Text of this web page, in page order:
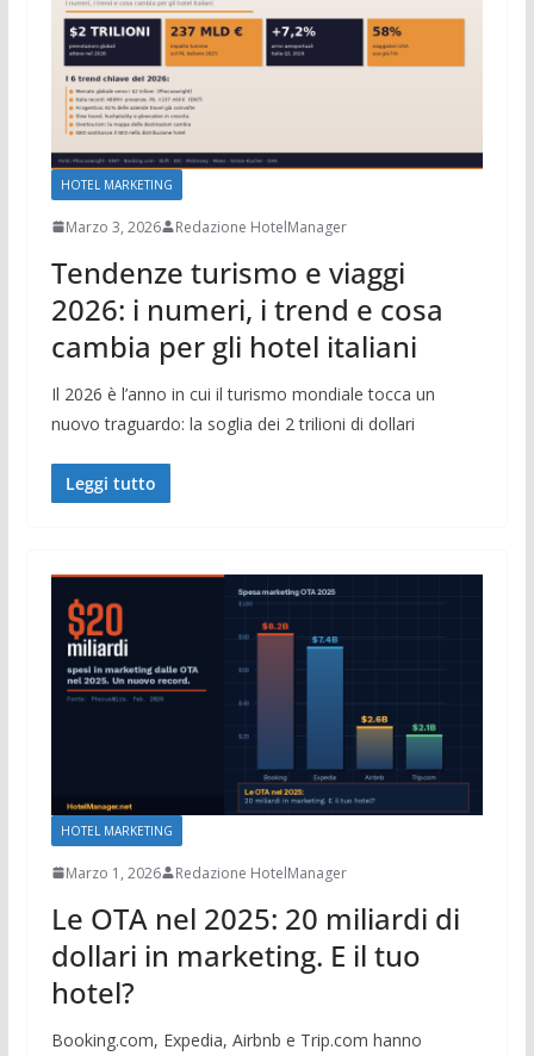
HOTEL MARKETING
Marzo 3, 2026 Redazione HotelManager
Tendenze turismo e viaggi
2026: i numeri, i trend e cosa
cambia per gli hotel italiani
Il 2026 è l’anno in cui il turismo mondiale tocca un
nuovo traguardo: la soglia dei 2 trilioni di dollari
Leggi tutto
HOTEL MARKETING
Marzo 1, 2026 Redazione HotelManager
Le OTA nel 2025: 20 miliardi di
dollari in marketing. E il tuo
hotel?
Booking.com, Expedia, Airbnb e Trip.com hanno